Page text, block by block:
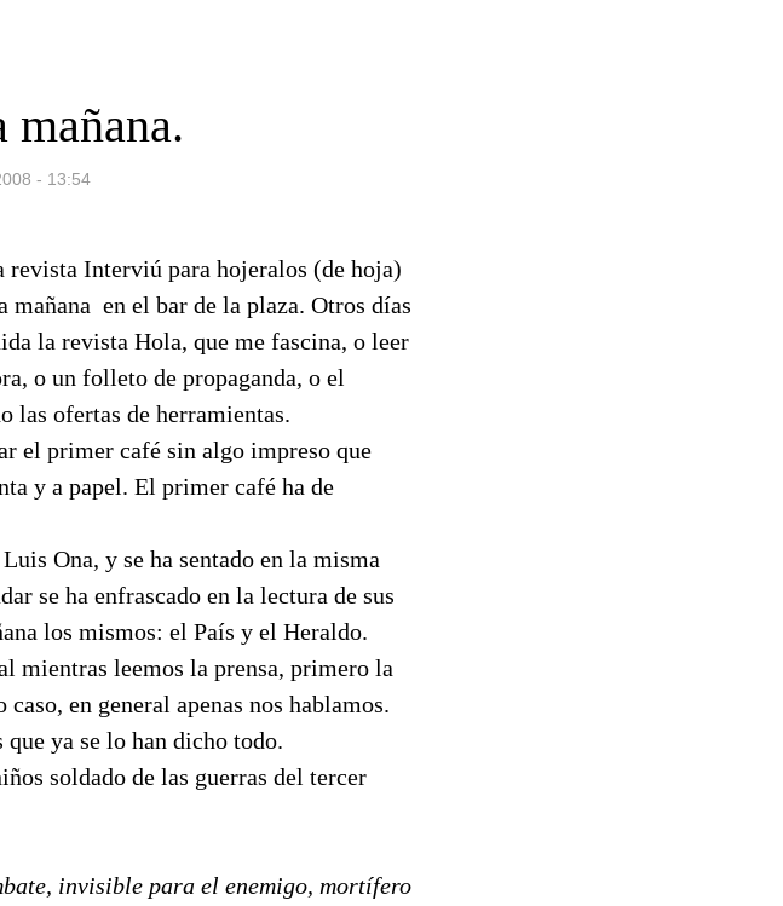
mañana.
- 13:54
Interviú para hojeralos (de hoja)
mañana en el bar de la plaza. Otros días
la revista Hola, que me fascina, o leer
o un folleto de propaganda, o el
las ofertas de herramientas.
el primer café sin algo impreso que
y a papel. El primer café ha de
Ona, y se ha sentado en la misma
se ha enfrascado en la lectura de sus
los mismos: el País y el Heraldo.
mientras leemos la prensa, primero la
en general apenas nos hablamos.
ya se lo han dicho todo.
soldado de las guerras del tercer
invisible para el enemigo, mortífero